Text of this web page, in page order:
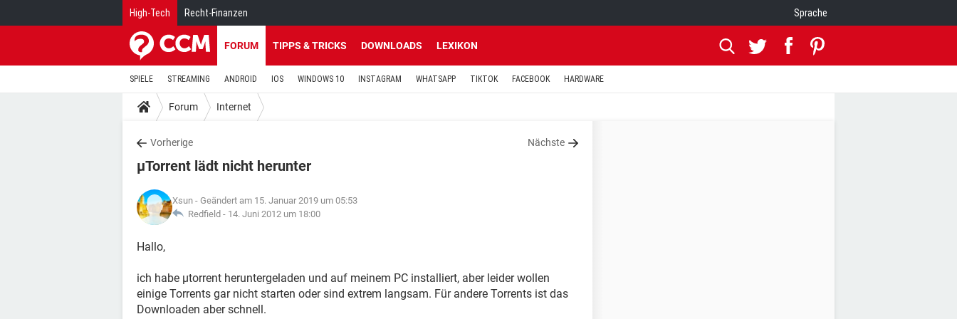
High-Tech Recht-Finanzen Sprache
FORUM TIPPS & TRICKS DOWNLOADS LEXIKON
SPIELE STREAMING ANDROID IOS WINDOWS 10 INSTAGRAM WHATSAPP TIKTOK FACEBOOK HARDWARE
Forum Internet
Vorherige Nächste
µTorrent lädt nicht herunter
Xsun - Geändert am 15. Januar 2019 um 05:53
Redfield - 14. Juni 2012 um 18:00
Hallo,
ich habe µtorrent heruntergeladen und auf meinem PC installiert, aber leider wollen
einige Torrents gar nicht starten oder sind extrem langsam. Für andere Torrents ist das
Downloaden aber schnell.